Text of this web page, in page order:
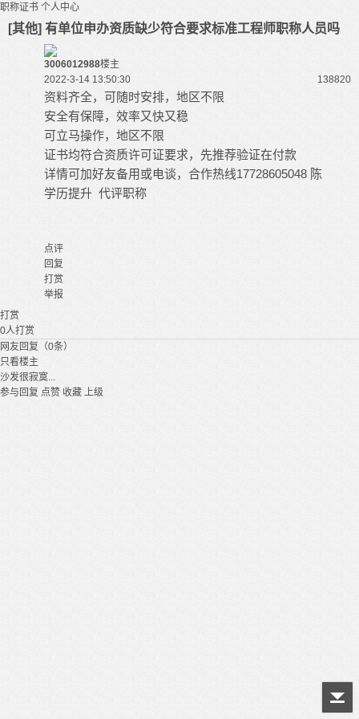
职称证书 个人中心
[其他] 有单位申办资质缺少符合要求标准工程师职称人员吗
3006012988楼主
2022-3-14 13:50:30
138820
资料齐全，可随时安排，地区不限
安全有保障，效率又快又稳
可立马操作，地区不限
证书均符合资质许可证要求，先推荐验证在付款
详情可加好友备用或电谈，合作热线17728605048 陈
学历提升 代评职称
点评
回复
打赏
举报
打赏
0人打赏
网友回复（0条）
只看楼主
沙发很寂寞...
参与回复 点赞 收藏 上级